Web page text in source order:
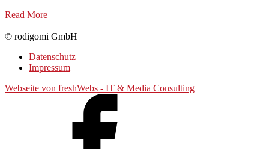
Read More
© rodigomi GmbH
Datenschutz
Impressum
Webseite von freshWebs - IT & Media Consulting